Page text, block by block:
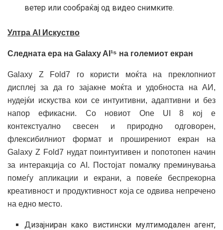
ветер или сообраќај од видео снимките.
Ултра AI Искуство
Следната ера на Galaxy AI¹⁵ на големиот екран
Galaxy Z Fold7 го користи моќта на преклопниот
дисплеј за да го зајакне моќта и удобноста на АИ,
нудејќи искуства кои се интуитивни, адаптивни и без
напор ефикасни. Со новиот One UI 8 кој е
контекстуално свесен и природно одговорен,
флексибилниот формат и проширениот екран на
Galaxy Z Fold7 нудат поинтуитивен и попотопен начин
за интеракција со AI. Постојат помалку преминувања
помеѓу апликации и екрани, а повеќе беспрекорна
креативност и продуктивност која се одвива непречено
на едно место.
Дизајниран како вистински мултимодален агент,